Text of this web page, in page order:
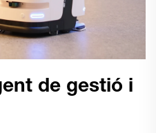
de gestió i